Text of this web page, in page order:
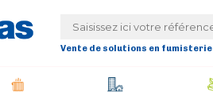
Vente de solutions en